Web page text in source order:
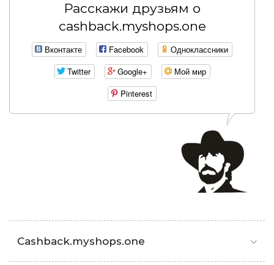
Расскажи друзьям о
cashback.myshops.one
Вконтакте Facebook
Одноклассники
Twitter
Google+
Мой мир
Pinterest
Cashback.myshops.one